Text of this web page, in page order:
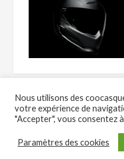
Copyright Casque-
Nous utilisons des
votre expérience de
"Accepter", vous consentez
Paramètres des cookies